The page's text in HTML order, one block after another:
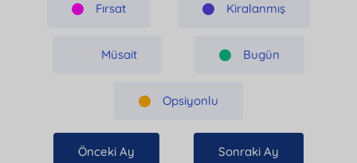
Fırsat Kiralanmış
Müsait Bugün
Opsiyonlu
Önceki Ay Sonraki Ay